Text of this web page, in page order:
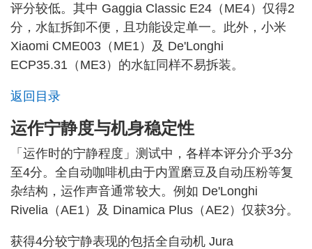
评分较低。其中 Gaggia Classic E24（ME4）仅得2
分，水缸拆卸不便，且功能设定单一。此外，小米
Xiaomi CME003（ME1）及 De'Longhi
ECP35.31（ME3）的水缸同样不易拆装。
返回目录
运作宁静度与机身稳定性
「运作时的宁静程度」测试中，各样本评分介乎3分
至4分。全自动咖啡机由于内置磨豆及自动压粉等复
杂结构，运作声音通常较大。例如 De'Longhi
Rivelia（AE1）及 Dinamica Plus（AE2）仅获3分。
获得4分较宁静表现的包括全自动机 Jura